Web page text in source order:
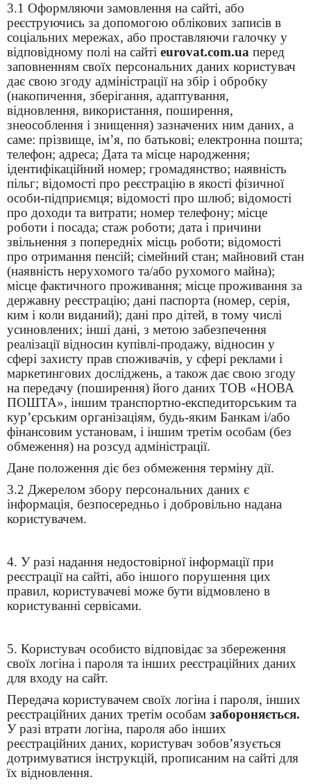
3.1 Оформляючи замовлення на сайті, або
реєструючись за допомогою облікових записів в
соціальних мережах, або проставляючи галочку у
відповідному полі на сайті eurovat.com.ua перед
заповненням своїх персональних даних користувач
дає свою згоду адміністрації на збір і обробку
(накопичення, зберігання, адаптування,
відновлення, використання, поширення,
знеособлення і знищення) зазначених ним даних, а
саме: прізвище, ім’я, по батькові; електронна пошта;
телефон; адреса; Дата та місце народження;
ідентифікаційний номер; громадянство; наявність
пільг; відомості про реєстрацію в якості фізичної
особи-підприємця; відомості про шлюб; відомості
про доходи та витрати; номер телефону; місце
роботи і посада; стаж роботи; дата і причини
звільнення з попередніх місць роботи; відомості
про отримання пенсій; сімейний стан; майновий стан
(наявність нерухомого та/або рухомого майна);
місце фактичного проживання; місце проживання за
державну реєстрацію; дані паспорта (номер, серія,
ким і коли виданий); дані про дітей, в тому числі
усиновлених; інші дані, з метою забезпечення
реалізації відносин купівлі-продажу, відносин у
сфері захисту прав споживачів, у сфері реклами і
маркетингових досліджень, а також дає свою згоду
на передачу (поширення) його даних ТОВ «НОВА
ПОШТА», іншим транспортно-експедиторським та
кур’єрським організаціям, будь-яким Банкам і/або
фінансовим установам, і іншим третім особам (без
обмеження) на розсуд адміністрації.
Дане положення діє без обмеження терміну дії.
3.2 Джерелом збору персональних даних є
інформація, безпосередньо і добровільно надана
користувачем.
4. У разі надання недостовірної інформації при
реєстрації на сайті, або іншого порушення цих
правил, користувачеві може бути відмовлено в
користуванні сервісами.
5. Користувач особисто відповідає за збереження
своїх логіна і пароля та інших реєстраційних даних
для входу на сайт.
Передача користувачем своїх логіна і пароля, інших
реєстраційних даних третім особам забороняється.
У разі втрати логіна, пароля або інших
реєстраційних даних, користувач зобов’язується
дотримуватися інструкцій, прописаним на сайті для
їх відновлення.